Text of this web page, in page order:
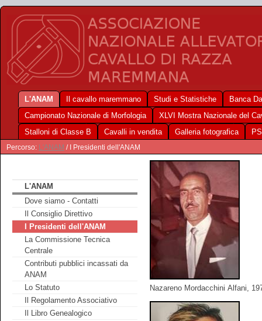
L'ANAM Il cavallo maremmano Studi e Statistiche
Banca
Campionato Nazionale di Morfologia
XLVI Mostra Nazionale del
Stalloni di Classe B
Cavalli in vendita Galleria fotografica
Percorso: L'ANAM / I Presidenti dell'ANAM
L'ANAM
Dove siamo - Contatti
Il Consiglio Direttivo
I Presidenti dell'ANAM
La Commissione Tecnica
Centrale
Contributi pubblici incassati da
ANAM
Lo Statuto
Il Regolamento Associativo
Il Libro Genealogico
Nazareno Mordacchini Alfani,